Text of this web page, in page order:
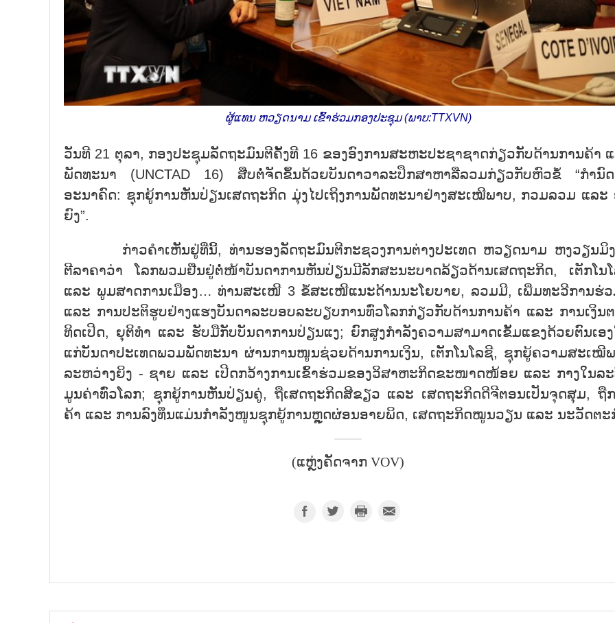
ຜູ້ແທນ ຫວຽດນາມ ເຂົ້າຮ່ວມກອງປະຊຸມ (ພາບ:TTXVN)
ວັນທີ 21 ຕຸລາ, ກອງປະຊຸມລັດຖະມົນຕີຄັ້ງທີ 16 ຂອງອົງການສະຫະປະຊາຊາດກ່ຽວກັບດ້ານການຄ້າ
ພັດທະນາ (UNCTAD 16) ສືບຕໍ່ຈັດຂຶ້ນດ້ວຍບັນດາວາລະປຶກສາຫາລືລວມກ່ຽວກັບຫົວຂໍ້ “ກຳນົ
ອະນາຄົດ: ຊຸກຍູ້ການຫັນປ່ຽນເສດຖະກິດ ມຸ່ງໄປເຖິງການພັດທະນາຢ່າງສະເໝີພາບ, ກວມລວມ ແລະ
ຍົງ”.
ກ່າວຄຳເຫັນຢູ່ທີ່ນີ້, ທ່ານຮອງລັດຖະມົນຕີກະຊວງການຕ່າງປະເທດ ຫວຽດນາມ ຫງວຽນມິ
ຕີລາຄາວ່າ ໂລກພວມຢືນຢູ່ຕໍ່ໜ້າບັນດາການຫັນປ່ຽນມີລັກສະນະບາດລ້ຽວດ້ານເສດຖະກິດ, ເຕັກໂນ
ແລະ ພູມສາດການເມືອງ… ທ່ານສະເໜີ 3 ຂໍ້ສະເໜີແນະດ້ານນະໂຍບາຍ, ລວມມີ, ເພີ່ມທະວີການຮ່
ແລະ ການປະຕິຮູບຢ່າງແຮງບັນດາລະບອບລະບຽບການທົ່ວໂລກກ່ຽວກັບດ້ານການຄ້າ ແລະ ການເງິນ
ທິດເປີດ, ຍຸຕິທຳ ແລະ ຮັບມືກັບບັນດາການປ່ຽນແງ; ຍົກສູງກຳລັງຄວາມສາມາດເຂັ້ມແຂງດ້ວຍຕົນເອ
ແກ່ບັນດາປະເທດພວມພັດທະນາ ຜ່ານການໜູນຊ່ວຍດ້ານການເງິນ, ເຕັກໂນໂລຊີ, ຊຸກຍູ້ຄວາມສະເໝີ
ລະຫວ່າງຍິງ - ຊາຍ ແລະ ເປີດກວ້າງການເຂົ້າຮ່ວມຂອງວິສາຫະກິດຂະໜາດໜ້ອຍ ແລະ ກາງໃນລ
ມູນຄ່າທົ່ວໂລກ; ຊຸກຍູ້ການຫັນປ່ຽນຄູ່, ຖືເສດຖະກິດສີຂຽວ ແລະ ເສດຖະກິດດີຈີຕອນເປັນຈຸດສຸມ, ຖື
ຄ້າ ແລະ ການລົງທຶນແມ່ນກຳລັງໜູນຊຸກຍູ້ການຫຼຸດຜ່ອນອາຍພິດ, ເສດຖະກິດໝູນວຽນ ແລະ ນະວັດຕະ
(ແຫຼ່ງຄັດຈາກ VOV)